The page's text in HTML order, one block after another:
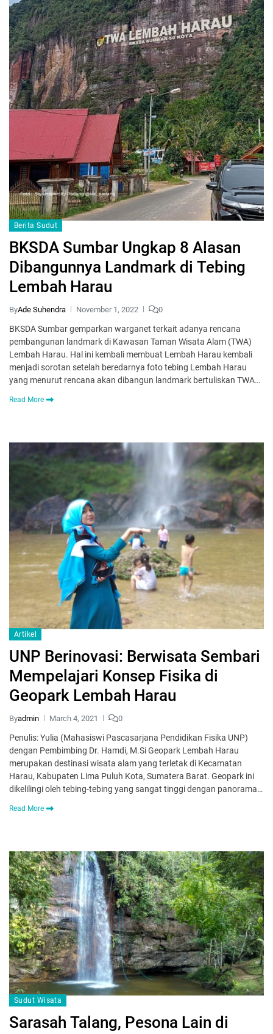
Berita Sudut
BKSDA Sumbar Ungkap 8 Alasan
Dibangunnya Landmark di Tebing
Lembah Harau
ByAde Suhendra November 1, 2022 0
BKSDA Sumbar gemparkan warganet terkait adanya rencana
pembangunan landmark di Kawasan Taman Wisata Alam (TWA)
Lembah Harau. Hal ini kembali membuat Lembah Harau kembali
menjadi sorotan setelah beredarnya foto tebing Lembah Harau
yang menurut rencana akan dibangun landmark bertuliskan TWA…
Read More
Artikel
UNP Berinovasi: Berwisata Sembari
Mempelajari Konsep Fisika di
Geopark Lembah Harau
Byadmin March 4, 2021 0
Penulis: Yulia (Mahasiswi Pascasarjana Pendidikan Fisika UNP)
dengan Pembimbing Dr. Hamdi, M.Si Geopark Lembah Harau
merupakan destinasi wisata alam yang terletak di Kecamatan
Harau, Kabupaten Lima Puluh Kota, Sumatera Barat. Geopark ini
dikelilingi oleh tebing-tebing yang sangat tinggi dengan panorama…
Read More
Sudut Wisata
Sarasah Talang, Pesona Lain di